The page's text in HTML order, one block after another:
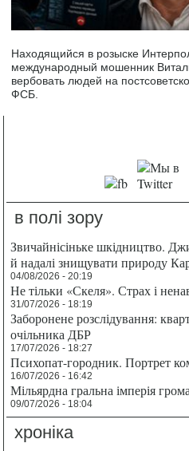
Находящийся в розыске
международный мошенник
вербовать людей на
ФСБ.
в полі зору
Звичайнісіньке шкідництво.
й надалі знищувати природу
04/08/2026 - 20:19
Не тільки «Скеля». Страх і
31/07/2026 - 18:19
Заборонене розслідування:
очільника ДБР
17/07/2026 - 18:27
Психопат-городник. Портрет
16/07/2026 - 16:42
Мільярдна гральна імперія
09/07/2026 - 18:04
хроніка